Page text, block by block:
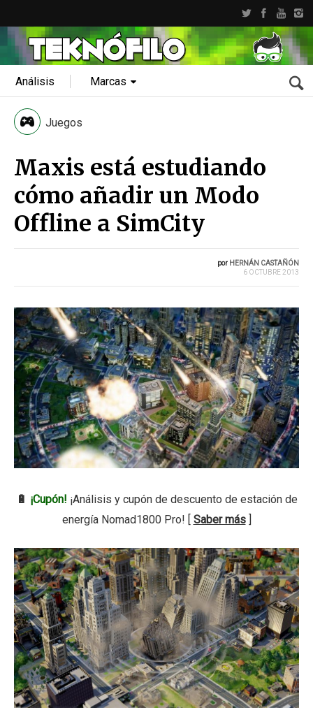
Análisis Marcas
Juegos
Maxis está estudiando
cómo añadir un Modo
Offline a SimCity
por HERNÁN CASTAÑÓN
6 OCTUBRE 2013
🔋 ¡Cupón! ¡Análisis y cupón de descuento de estación de
energía Nomad1800 Pro! [ Saber más]